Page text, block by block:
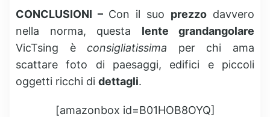
CONCLUSIONI – Con il suo prezzo davvero
nella norma, questa lente grandangolare
VicTsing èconsigliatissima per chi ama
scattare foto di paesaggi, edifici e piccoli
oggetti ricchi di dettagli.
[amazonbox id=B01HOB8OYQ]